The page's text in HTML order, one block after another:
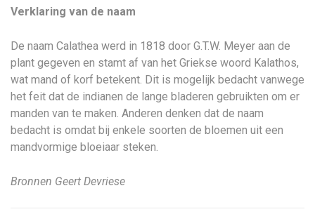
Verklaring van de naam
De naam Calathea werd in 1818 door G.T.W. Meyer aan de
plant gegeven en stamt af van het Griekse woord Kalathos,
wat mand of korf betekent. Dit is mogelijk bedacht vanwege
het feit dat de indianen de lange bladeren gebruikten om er
manden van te maken. Anderen denken dat de naam
bedacht is omdat bij enkele soorten de bloemen uit een
mandvormige bloeiaar steken.
Bronnen Geert Devriese